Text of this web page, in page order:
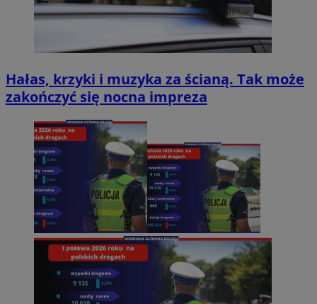
Hałas, krzyki i muzyka za ścianą. Tak może
zakończyć się nocna impreza